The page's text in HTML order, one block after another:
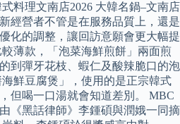
料理文南店2026 大韓名鍋–文南店
經營者不管是在服務品質上，還是
化的調整，讓回訪意願會更大幅提
薄款，「泡菜海鮮煎餅」兩面煎
到彈牙花枝、蝦仁及酸辣脆口的泡
鮮豆腐煲」，使用的是正宗韓式
但喝一口湯就會知道差別。 MBC
《黑話律師》李鍾碩與潤娥一同摘